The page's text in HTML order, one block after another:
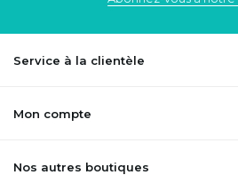
Service à la clientèle
Mon compte
Nos autres boutiques